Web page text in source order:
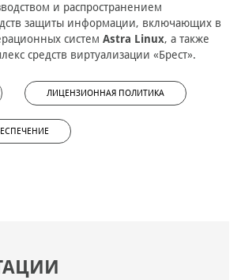
и распространением
защиты информации, включающих в
систем Astra Linux, а также
средств виртуализации «Брест».
ЛИЦЕНЗИОННАЯ ПОЛИТИКА